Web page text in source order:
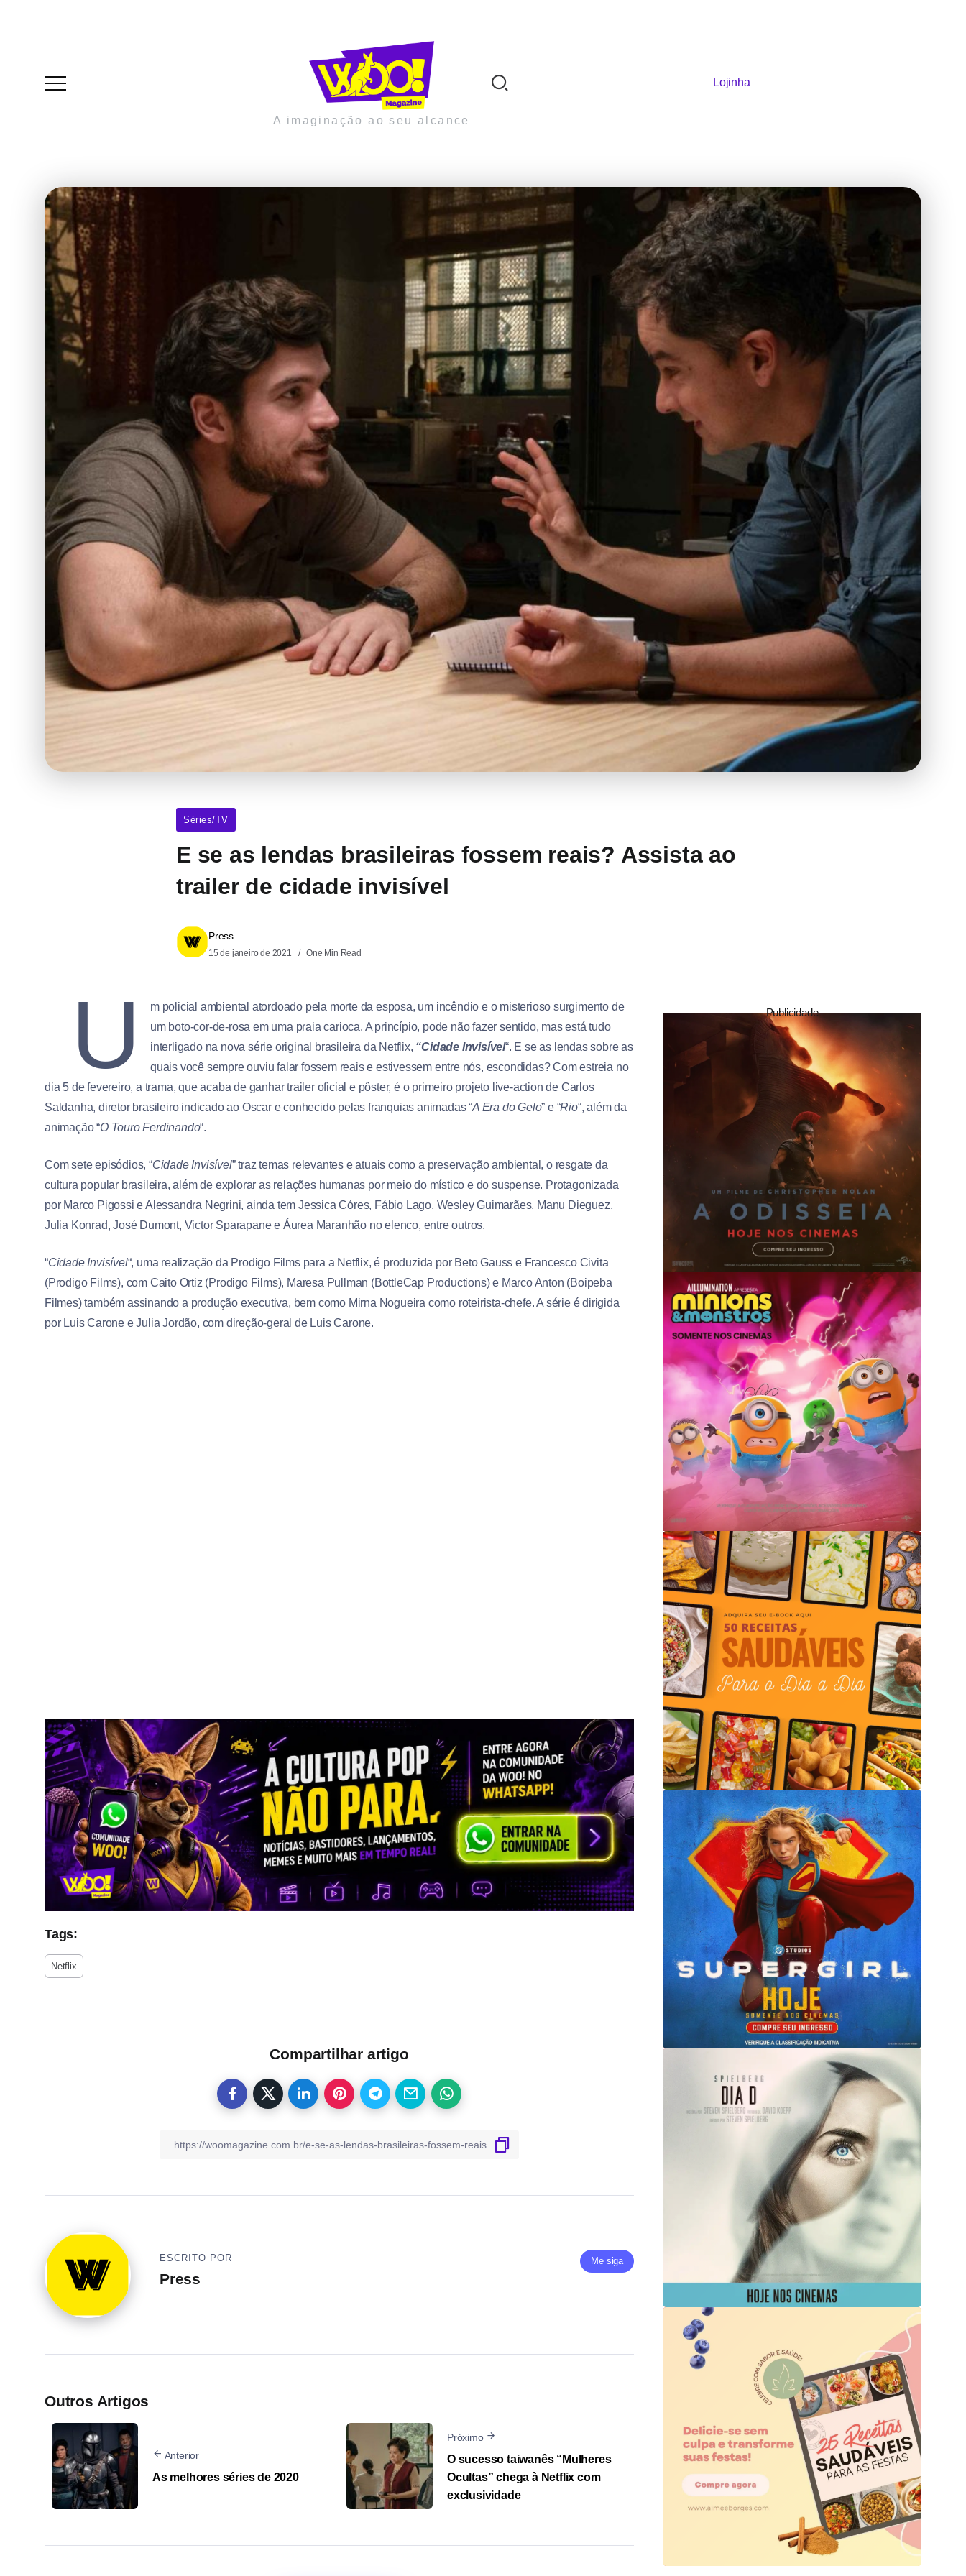
A imaginação ao seu alcance
Lojinha
Séries/TV
E se as lendas brasileiras fossem reais? Assista ao
trailer de cidade invisível
Press
15 de janeiro de 2021 One Min Read
U
m policial ambiental atordoado pela morte da esposa, um incêndio e o misterioso surgimento de
um boto-cor-de-rosa em uma praia carioca. A princípio, pode não fazer sentido, mas está tudo
interligado na nova série original brasileira da Netflix, “Cidade Invisível“. E se as lendas sobre as
quais você sempre ouviu falar fossem reais e estivessem entre nós, escondidas? Com estreia no
dia 5 de fevereiro, a trama, que acaba de ganhar trailer oficial e pôster, é o primeiro projeto live-action de Carlos
Saldanha, diretor brasileiro indicado ao Oscar e conhecido pelas franquias animadas “A Era do Gelo” e “Rio“, além da
animação “O Touro Ferdinando“.
Com sete episódios, “Cidade Invisível” traz temas relevantes e atuais como a preservação ambiental, o resgate da
cultura popular brasileira, além de explorar as relações humanas por meio do místico e do suspense. Protagonizada
por Marco Pigossi e Alessandra Negrini, ainda tem Jessica Córes, Fábio Lago, Wesley Guimarães, Manu Dieguez,
Julia Konrad, José Dumont, Victor Sparapane e Áurea Maranhão no elenco, entre outros.
“Cidade Invisível“, uma realização da Prodigo Films para a Netflix, é produzida por Beto Gauss e Francesco Civita
(Prodigo Films), com Caito Ortiz (Prodigo Films), Maresa Pullman (BottleCap Productions) e Marco Anton (Boipeba
Filmes) também assinando a produção executiva, bem como Mirna Nogueira como roteirista-chefe. A série é dirigida
por Luis Carone e Julia Jordão, com direção-geral de Luis Carone.
Tags:
Netflix
Compartilhar artigo
Me siga
ESCRITO POR
Press
Outros Artigos
Anterior
As melhores séries de 2020
Próximo
O sucesso taiwanês “Mulheres
Ocultas” chega à Netflix com
exclusividade
Publicidade